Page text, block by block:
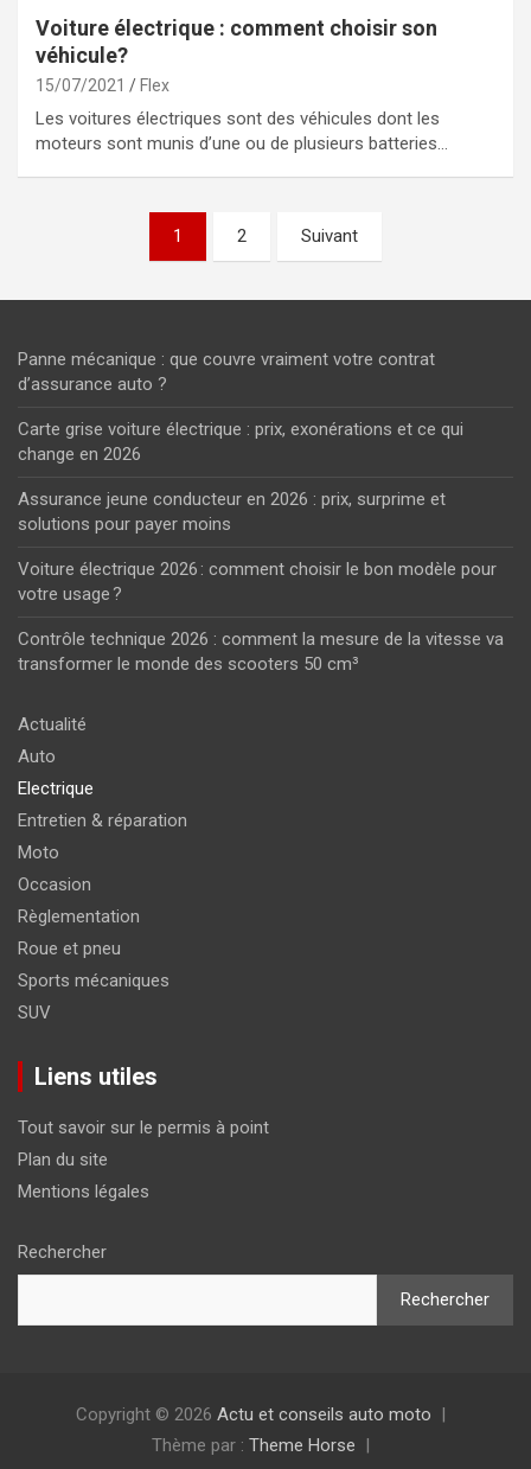
Voiture électrique : comment choisir son
véhicule?
15/07/2021 Flex
Les voitures électriques sont des véhicules dont les
moteurs sont munis d’une ou de plusieurs batteries…
publications
1 2 Suivant
Panne mécanique : que couvre vraiment votre contrat
d’assurance auto ?
Carte grise voiture électrique : prix, exonérations et ce qui
change en 2026
Assurance jeune conducteur en 2026 : prix, surprime et
solutions pour payer moins
Voiture électrique 2026 : comment choisir le bon modèle pour
votre usage ?
Contrôle technique 2026 : comment la mesure de la vitesse va
transformer le monde des scooters 50 cm³
Actualité
Auto
Electrique
Entretien & réparation
Moto
Occasion
Règlementation
Roue et pneu
Sports mécaniques
SUV
Liens utiles
Tout savoir sur le permis à point
Plan du site
Mentions légales
Rechercher
Rechercher
Copyright © 2026 Actu et conseils auto moto
Thème par : Theme Horse